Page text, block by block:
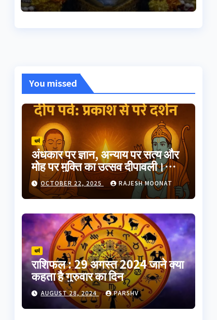
You missed
धर्म
अंधकार पर ज्ञान, अन्याय पर सत्य और
मोह पर मुक्ति का उत्सव दीपावली।
भारतीय परंपरा का यह त्योहार
आत्मप्रकाश का प्रतीक है
OCTOBER 22, 2025 RAJESH MOONAT
धर्म
राशिफल : 29 अगस्त 2024 जाने क्या
कहता है गुरुवार का दिन
AUGUST 28, 2024 PARSHV